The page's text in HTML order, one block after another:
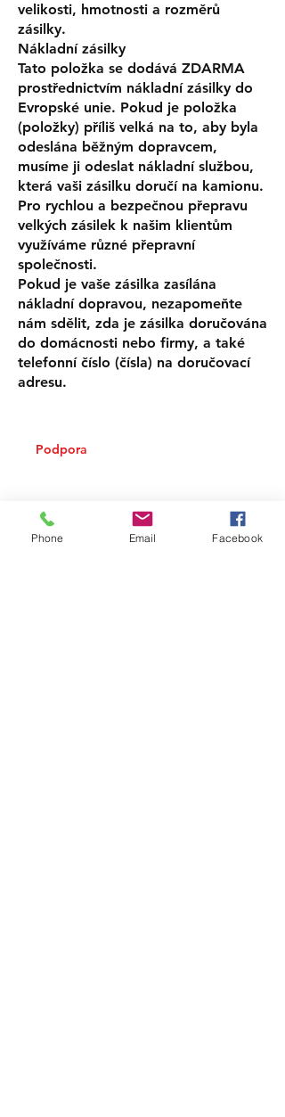
velikosti, hmotnosti a rozměrů
zásilky.
Nákladní zásilky
Tato položka se dodává ZDARMA
prostřednictvím nákladní zásilky do
Evropské unie. Pokud je položka
(položky) příliš velká na to, aby byla
odeslána běžným dopravcem,
musíme ji odeslat nákladní službou,
která vaši zásilku doručí na kamionu.
Pro rychlou a bezpečnou přepravu
velkých zásilek k našim klientům
využíváme různé přepravní
společnosti.
Pokud je vaše zásilka zasílána
nákladní dopravou, nezapomeňte
nám sdělit, zda je zásilka doručována
do domácnosti nebo firmy, a také
telefonní číslo (čísla) na doručovací
adresu.
Podpora
Phone Email Facebook